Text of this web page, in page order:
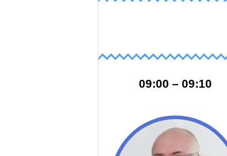
09:10 – 09:00